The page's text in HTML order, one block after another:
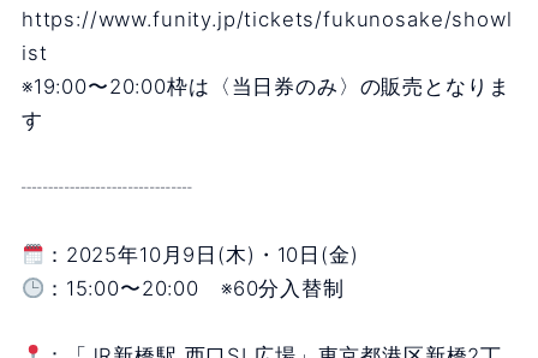
https://www.funity.jp/tickets/fukunosake/showl
ist
※19:00〜20:00枠は〈当日券のみ〉の販売となりま
す
┈┈┈┈┈┈┈┈
：2025年10月9日(木)・10日(金)
：15:00〜20:00 ※60分入替制